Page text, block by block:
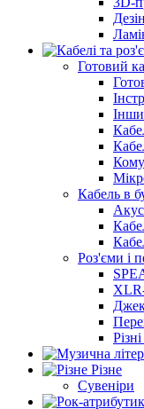
Готовий
Кабель в
Роз'єми і
Різне
Сувеніри